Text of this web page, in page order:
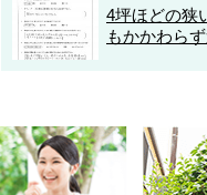
4坪ほどの狭
もかかわら